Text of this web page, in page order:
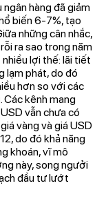
hàng đã giảm
biến 6-7%, tạo
những cân nhắc,
ra sao trong năm
lợi thế: lãi tiết
lạm phát, do đó
hơn so với các
Các kênh mang
vẫn chưa có
vàng và giá USD
do đó khả năng
khoán, vĩ mô
này, song ngưởi
đầu tư lướt